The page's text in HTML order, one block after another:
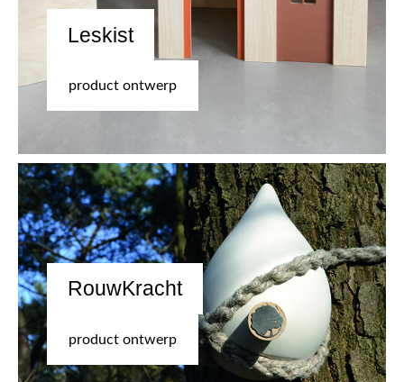
Leskist
product ontwerp
RouwKracht
product ontwerp